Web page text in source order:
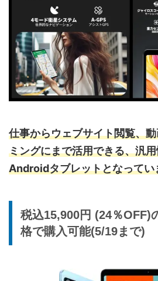
仕事からウェブサイト閲覧、
ミングにまで活用できる、汎
Androidタブレットとなってい
税込15,900円 (24％OFF)
格で購入可能(5/19まで)